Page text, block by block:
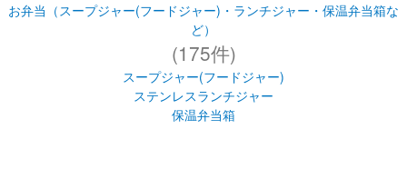
お弁当（スープジャー(フードジャー)・ランチジャー・保温弁当箱な
ど）
(175件)
スープジャー(フードジャー)
ステンレスランチジャー
保温弁当箱